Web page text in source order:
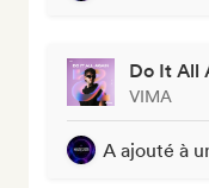
Do It All
VIMA
A ajouté à